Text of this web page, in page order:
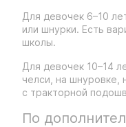
Для девочек 6–10
или шнурки. Есть
школы.
Для девочек 10–14
челси, на шнуровке,
с тракторной
По